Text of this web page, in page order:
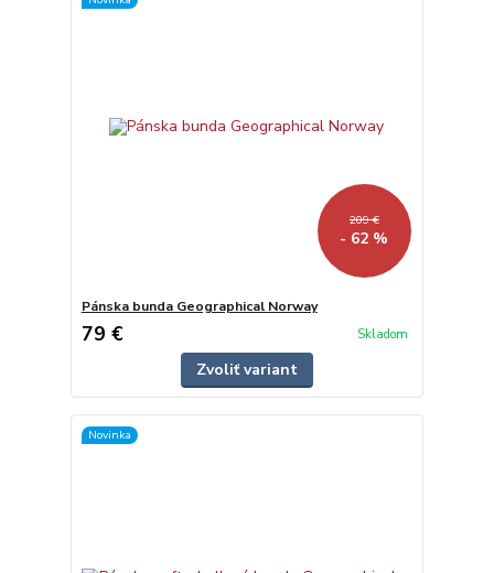
209 €
- 62 %
Pánska bunda Geographical Norway
79 € Skladom
Zvoliť variant
Novinka